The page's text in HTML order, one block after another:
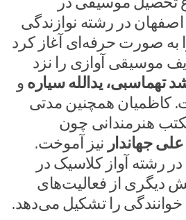
در رشته نوازندگی
به صورت حرفه‌ای آغاز کرد
موسیقی آوازی را نزد
تهماسبی، یدالله سیاره و
کاظمیان همچنین مدتی
هنرمندانی چون
علی جهاندار نیز آموخت.
رشته آواز کلاسیک در
دیگری از فعالیت‌های
را تشکیل می‌دهد.